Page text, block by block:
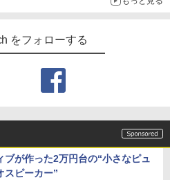
をフォローする
ブが作った2万円台の“小さなピュ
スピーカー”